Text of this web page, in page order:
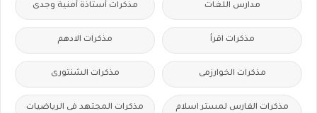
مدارس اللغات مذكرات أستاذة أمنية وجدى
مذكرات اقرأ مذكرات الادهم
مذكرات الخوارزمى مذكرات الشنتورى
مذكرات الفارس لمستر اسلام
مذكرات المجتهد فى الرياضيات